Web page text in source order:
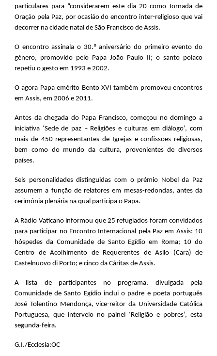
particulares para “considerarem este dia 20 como Jornada de
Oração pela Paz, por ocasião do encontro inter-religioso que vai
decorrer na cidade natal de São Francisco de Assis.
O encontro assinala o 30.º aniversário do primeiro evento do
género, promovido pelo Papa João Paulo II; o santo polaco
repetiu o gesto em 1993 e 2002.
O agora Papa emérito Bento XVI também promoveu encontros
em Assis, em 2006 e 2011.
Antes da chegada do Papa Francisco, começou no domingo a
iniciativa ‘Sede de paz – Religiões e culturas em diálogo’, com
mais de 450 representantes de Igrejas e confissões religiosas,
bem como do mundo da cultura, provenientes de diversos
países.
Seis personalidades distinguidas com o prémio Nobel da Paz
assumem a função de relatores em mesas-redondas, antes da
cerimónia plenária na qual participa o Papa.
A Rádio Vaticano informou que 25 refugiados foram convidados
para participar no Encontro Internacional pela Paz em Assis: 10
hóspedes da Comunidade de Santo Egídio em Roma; 10 do
Centro de Acolhimento de Requerentes de Asilo (Cara) de
Castelnuovo di Porto; e cinco da Cáritas de Assis.
A lista de participantes no programa, divulgada pela
Comunidade de Santo Egídio inclui o padre e poeta português
José Tolentino Mendonça, vice-reitor da Universidade Católica
Portuguesa, que interveio no painel ‘Religião e pobres’, esta
segunda-feira.
G.I./Ecclesia:OC